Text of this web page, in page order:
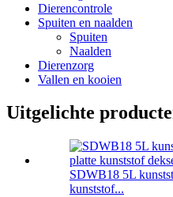
Dierencontrole
Spuiten en naalden
Spuiten
Naalden
Dierenzorg
Vallen en kooien
Uitgelichte
SDWB18 5L
kunststof...